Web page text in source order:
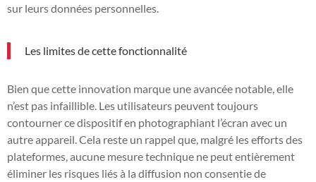
sur leurs données personnelles.
Les limites de cette fonctionnalité
Bien que cette innovation marque une avancée notable, elle
n’est pas infaillible. Les utilisateurs peuvent toujours
contourner ce dispositif en photographiant l’écran avec un
autre appareil. Cela reste un rappel que, malgré les efforts des
plateformes, aucune mesure technique ne peut entièrement
éliminer les risques liés à la diffusion non consentie de